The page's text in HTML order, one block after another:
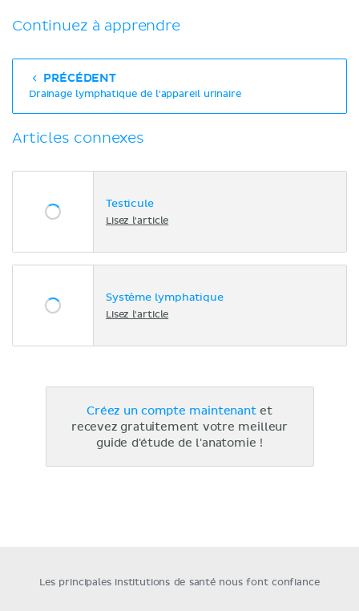
Continuez à apprendre
PRÉCÉDENT
Drainage lymphatique de l'appareil urinaire
Articles connexes
Testicule
Lisez l'article
Système lymphatique
Lisez l'article
Créez un compte maintenantet
recevez gratuitement votre meilleur
guide d'étude de l'anatomie !
Les principales institutions de santé nous font confiance